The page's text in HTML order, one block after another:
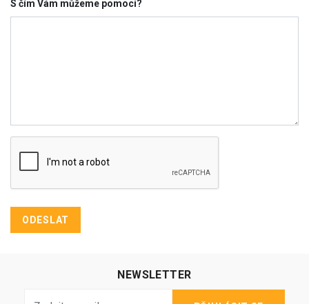
S čím Vám můžeme pomoci?
NEWSLETTER